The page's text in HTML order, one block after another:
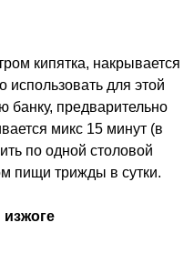
кипятка, накрывается
использовать для этой
банку, предварительно
микс 15 минут (в
по одной столовой
пищи трижды в сутки.